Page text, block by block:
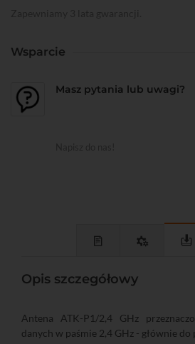
Wsparcie
Masz pytania lub uwagi?
Opis szczegółowy
Antena ATK-P1/2,4 GHz
danych w paśmie 2,4 GHz - głównie